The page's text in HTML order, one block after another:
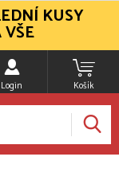
Login Košík
KUSY